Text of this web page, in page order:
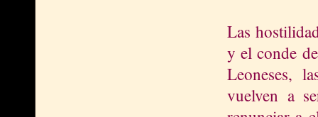
Las
y el conde
Leoneses,
vuelven a